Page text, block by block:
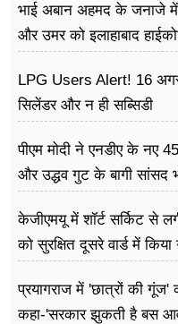
भाई अबान अहमद के जनाजे
और उमर को इलाहाबाद
LPG Users Alert! 16
सिलेंडर और न ही सब्सिडी
पीएम मोदी ने एनडीए के नए
और उद्धव गुट के बागी सांसद
केजीएमयू में शॉर्ट सर्किट से
को सुरक्षित दूसरे वार्ड में
प्रयागराज में 'छात्रों की गूंज'
कहा-'सरकार झुकती है बस